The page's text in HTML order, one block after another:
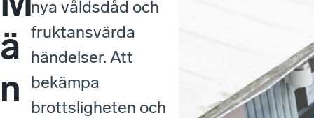
ä
n
nya våldsdåd och
fruktansvärda
händelser. Att
bekämpa
brottsligheten och